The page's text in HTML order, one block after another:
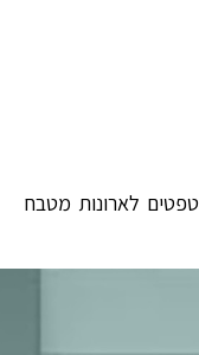
טפטים לארונות מטבח